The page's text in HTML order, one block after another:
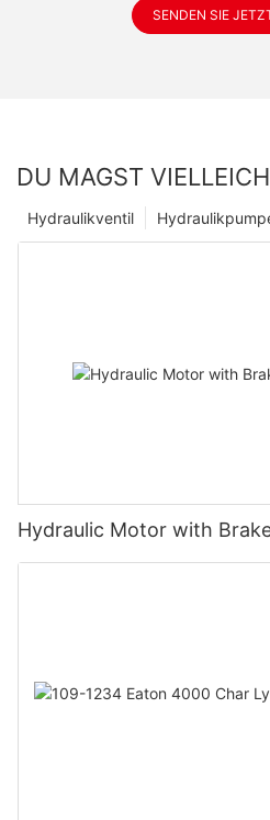
SENDEN SIE
DU MAGST
Hydraulikventil
Hydraulic Motor with